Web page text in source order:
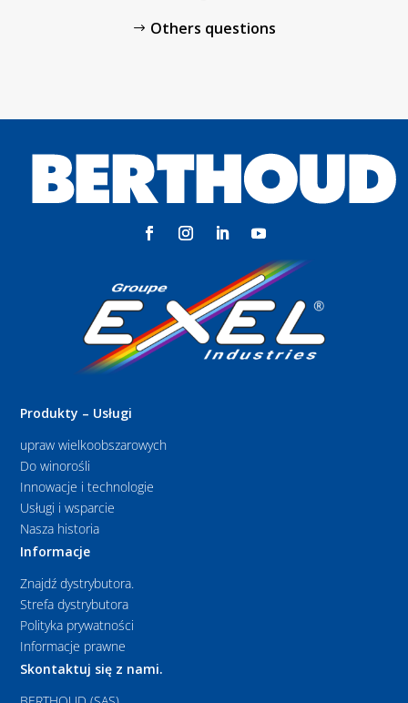
Others questions
Produkty – Usługi
upraw wielkoobszarowych
Do winorośli
Innowacje i technologie
Usługi i wsparcie
Nasza historia
Informacje
Znajdź dystrybutora.
Strefa dystrybutora
Polityka prywatności
Informacje prawne
Skontaktuj się z nami.